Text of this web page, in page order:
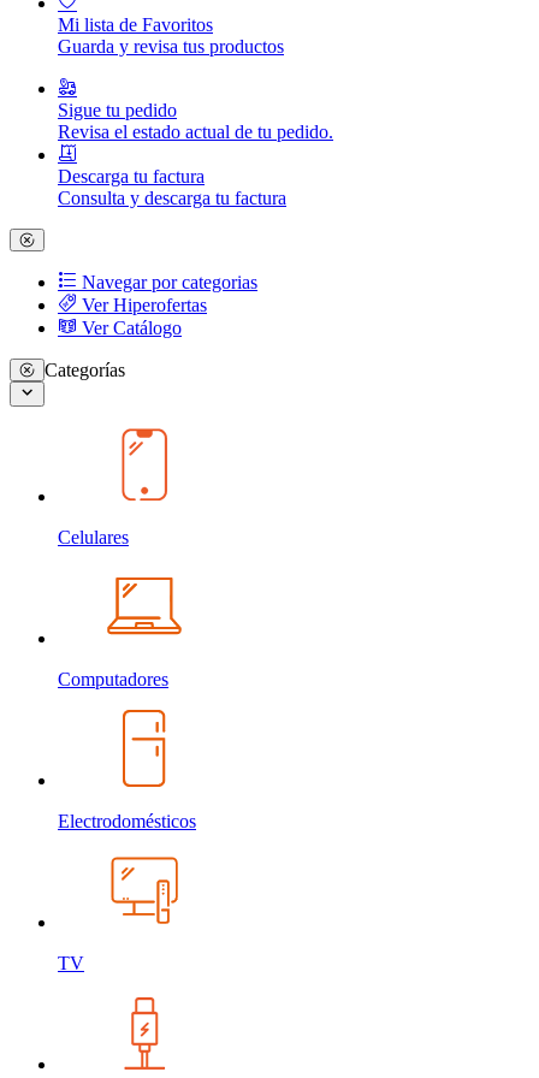
Mi lista de Favoritos
Guarda y revisa tus productos
Sigue tu pedido
Revisa el estado actual de tu pedido.
Descarga tu factura
Consulta y descarga tu factura
Navegar por categorias
Ver Hiperofertas
Ver Catálogo
Categorías
Celulares
Computadores
Electrodomésticos
TV